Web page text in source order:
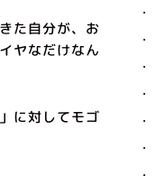
た自分が、お
ヤなだけなん
に対してモゴ